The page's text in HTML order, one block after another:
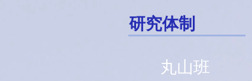
研究体制
​丸山班